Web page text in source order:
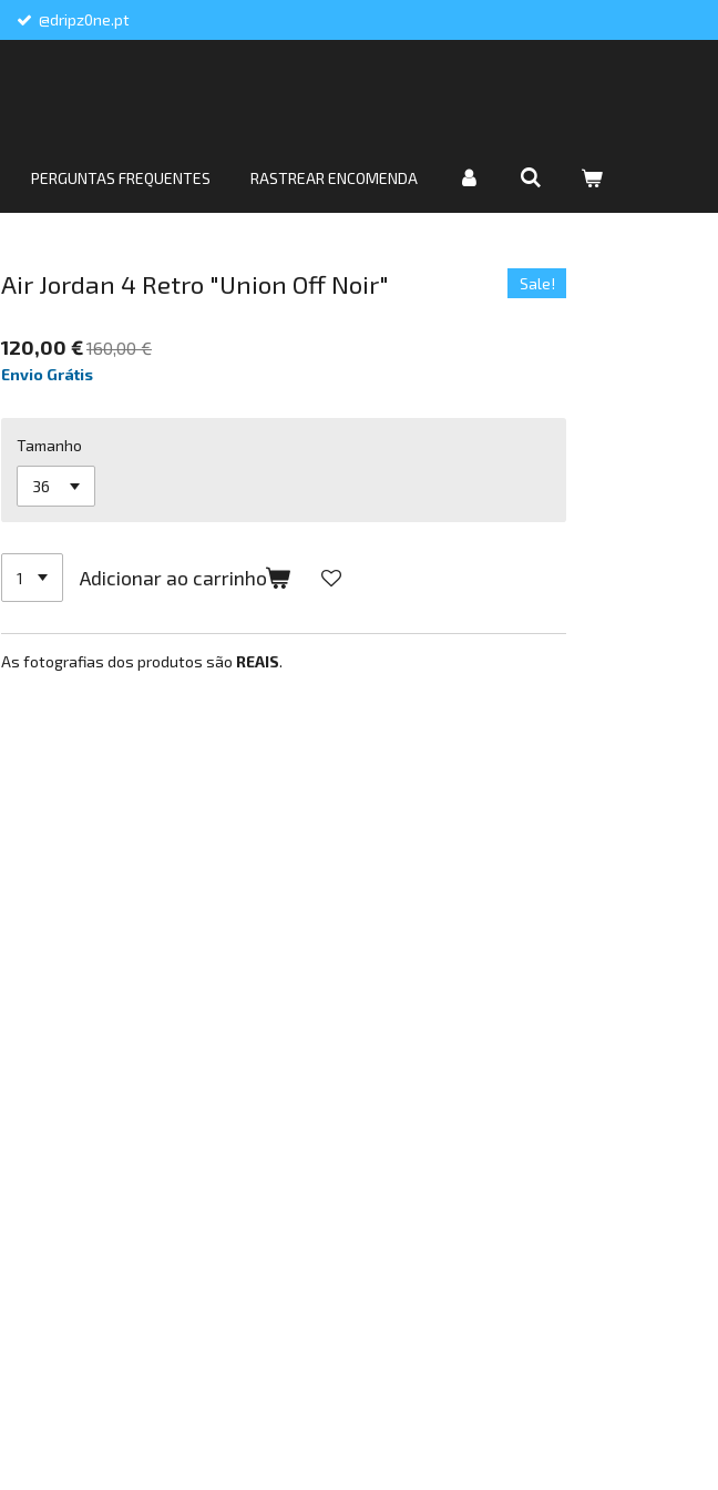
@dripz0ne.pt
PERGUNTAS FREQUENTES RASTREAR ENCOMENDA
Air Jordan 4 Retro "Union Off Noir" Sale!
120,00 €160,00 €
Envio Grátis
Tamanho
Adicionar ao carrinho
As fotografias dos produtos são REAIS.